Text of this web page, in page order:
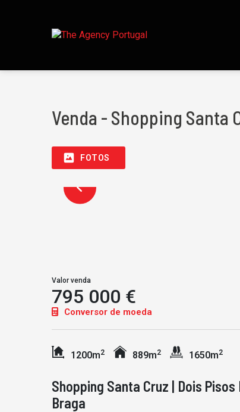
Venda - Shopping Santa
FOTOS
Valor venda
795 000 €
Conversor de moeda
1200m2 889m2 1650m2
Shopping Santa Cruz | Dois
Braga